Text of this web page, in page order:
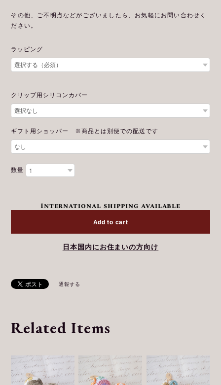
その他、ご不明点などがございましたら、お気軽にお問い合わせく
ださい。
ラッピング
クリップ用シリコンカバー
ギフト用ショッパー ※商品とは別便での配送です
数量
International shipping available
Add to cart
日本国内にお住まいの方向け
通報する
Related Items